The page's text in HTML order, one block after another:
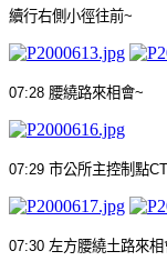
續行右側小徑往前~
07:28 腰繞路來相會~
07:29 市公所主控制點
07:30 左方腰繞土路來相